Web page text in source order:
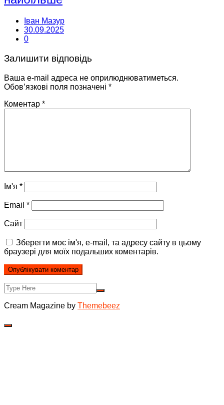
Іван Мазур
30.09.2025
0
Залишити відповідь
Ваша e-mail адреса не оприлюднюватиметься.
Обов’язкові поля позначені *
Коментар *
Ім'я *
Email *
Сайт
Зберегти моє ім'я, e-mail, та адресу сайту в цьому
браузері для моїх подальших коментарів.
Cream Magazine by Themebeez